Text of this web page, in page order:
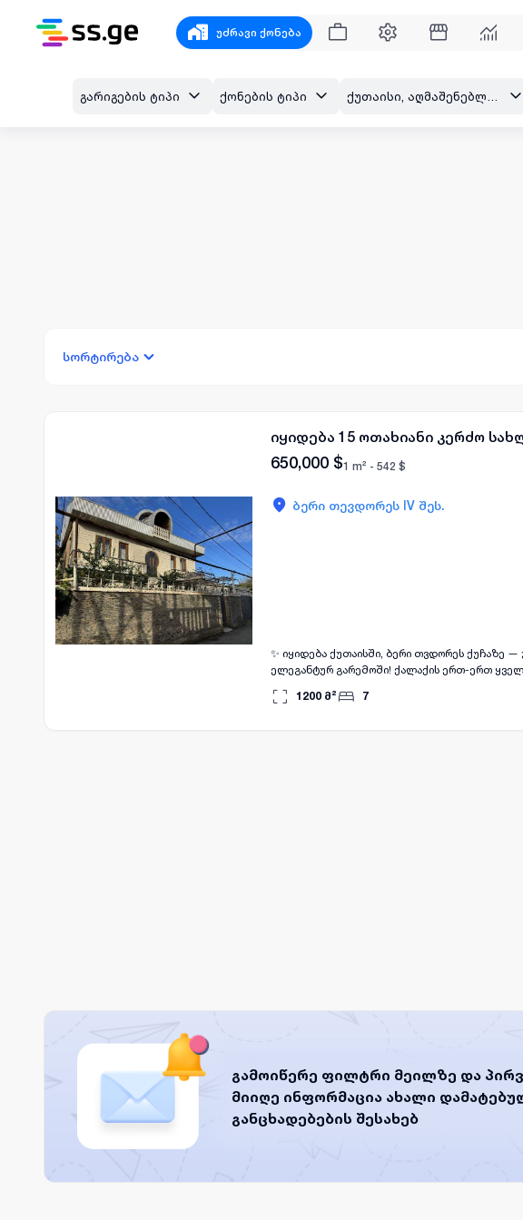
უძრავი ქონება
გარიგების ტიპი ქონების ტიპი
სორტირება
იყიდება 15 ოთახიანი კერძო
650,000 $1 m² - 542 $
ბერი თევდორეს IV შეს.
✨ იყიდება ქუთაისში, ბერი თვდორეს ქუჩაზე — უნიკალური 3-
ელეგანტურ გარემოში! ქალაქის ერთ-ერთ
სართული 350 მ² -1 სართული მთლიანად თეთრი ქვითა ნაშენები, რაც ზაფხულში საოცარ გრილ ატმოსფეროს ქმნის 7
1200 მ² 7
გამოიწერე ფილტრი მეილზე და
მიიღე ინფორმაცია ახალი
განცხადებების შესახებ